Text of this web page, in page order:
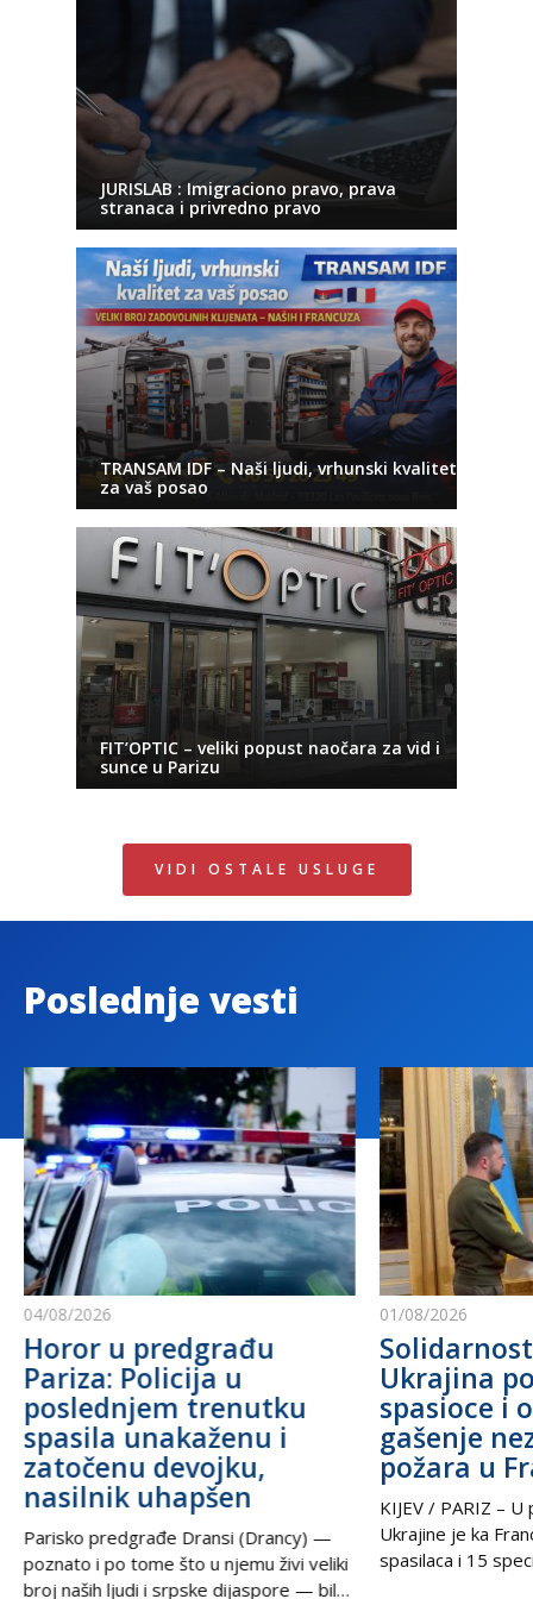
JURISLAB : Imigraciono pravo, prava
stranaca i privredno pravo
TRANSAM IDF – Naši ljudi, vrhunski kvalitet
za vaš posao
FIT’OPTIC – veliki popust naočara za vid i
sunce u Parizu
VIDI OSTALE USLUGE
Poslednje vesti
04/08/2026
Horor u predgrađu
Pariza: Policija u
poslednjem trenutku
spasila unakaženu i
zatočenu devojku,
nasilnik uhapšen
Parisko predgrađe Dransi (Drancy) —
poznato i po tome što u njemu živi veliki
broj naših ljudi i srpske dijaspore — bilo
01/08/2026
Ukrajina
spasioce i
gašenje
požara u
KIJEV / PARIZ –
Ukrajine je ka
spasilaca i 15